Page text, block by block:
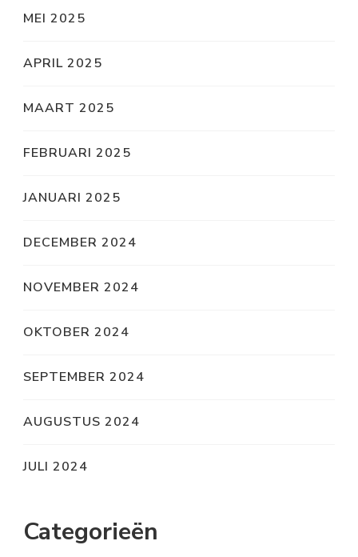
MEI 2025
APRIL 2025
MAART 2025
FEBRUARI 2025
JANUARI 2025
DECEMBER 2024
NOVEMBER 2024
OKTOBER 2024
SEPTEMBER 2024
AUGUSTUS 2024
JULI 2024
Categorieën